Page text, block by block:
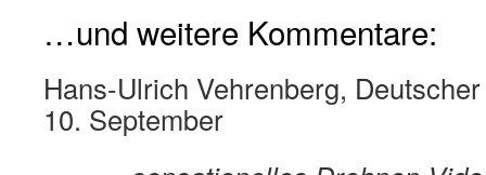
…und weitere Kommentare:
Hans-Ulrich Vehrenberg,
10. September